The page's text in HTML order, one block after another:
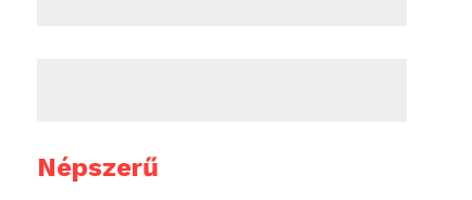
Népszerű